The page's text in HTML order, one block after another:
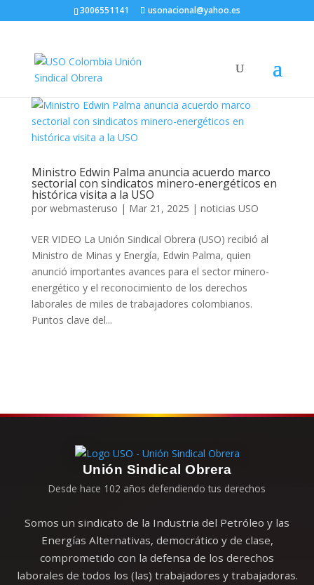
3006551141 usonacional@yahoo.es
Ministro Edwin Palma anuncia acuerdo marco
sectorial con sindicatos minero-energéticos en
histórica visita a la USO
por webmasteruso | Mar 21, 2025 | noticias USO
VER VIDEO La Unión Sindical Obrera (USO) recibió al
Ministro de Minas y Energía, Edwin Palma, quien
anunció importantes avances para el sector minero-
energético y el reconocimiento de los derechos
laborales de miles de trabajadores colombianos.
Puntos clave del...
Unión Sindical Obrera
Desde hace 102 años defendiendo tus derechos
Somos un sindicato de la Industria del Petróleo y las
Energías Alternativas, democrático y de clase,
comprometido con la defensa de los derechos
laborales de todos los (las) trabajadores y trabajadoras.